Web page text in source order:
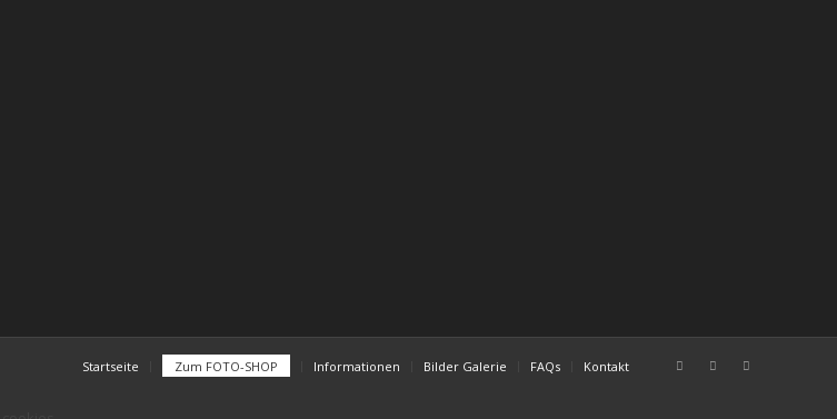
Startseite Zum FOTO-SHOP Informationen Bilder Galerie FAQs Kontakt